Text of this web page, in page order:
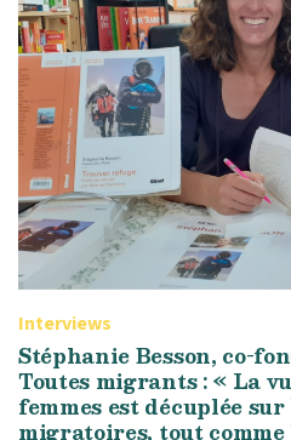
Interviews
Stéphanie Besson, co-
Toutes migrants : « La
femmes est décuplée
migratoires, tout